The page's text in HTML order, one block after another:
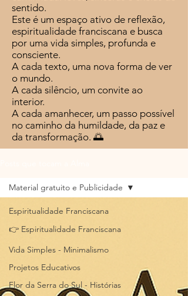
sentido.
Este é um espaço ativo de reflexão,
espiritualidade franciscana e busca
por uma vida simples, profunda e
consciente.
A cada texto, uma nova forma de ver
o mundo.
A cada silêncio, um convite ao
interior.
A cada amanhecer, um passo possível
no caminho da humildade, da paz e
da transformação. 🌅
Espiritualidade Franciscana
👉 Espiritualidade Franciscana
Vida Simples - Minimalismo
Projetos Educativos
Flor da Serra do Sul - Histórias
Material gratuito e Publicidade